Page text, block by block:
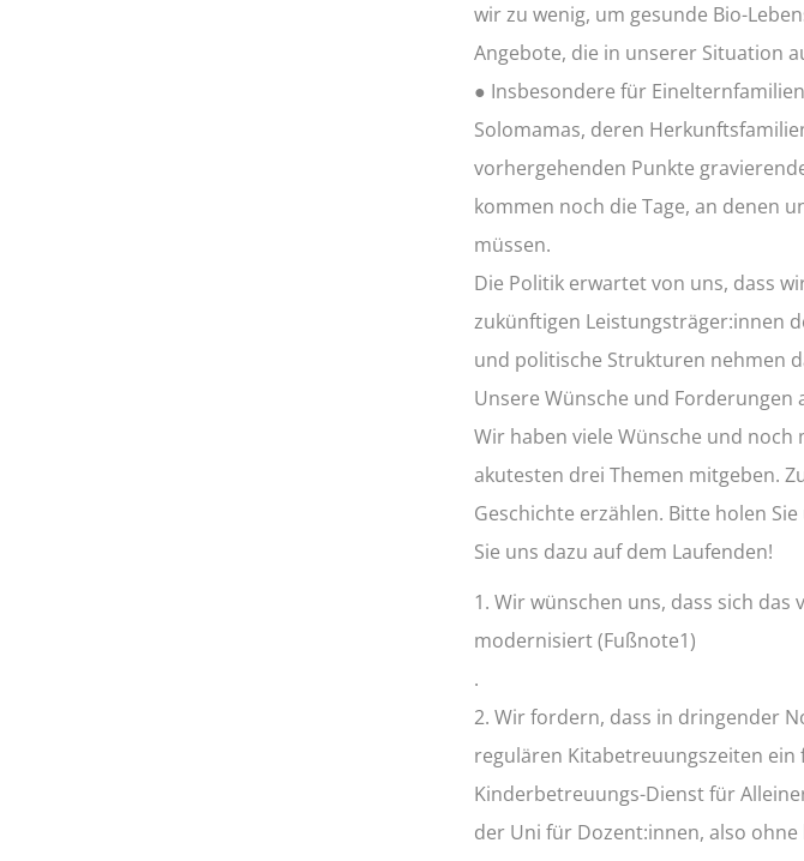
wir zu wenig, um gesunde Bio-
Angebote, die in unserer Situation
● Insbesondere für
Solomamas, deren
vorhergehenden Punkte
kommen noch die Tage, an denen
müssen.
Die Politik erwartet von uns, dass
zukünftigen Leistungsträger:innen
und politische Strukturen nehmen
Unsere Wünsche und Forderungen
Wir haben viele Wünsche und
akutesten drei Themen mitgeben.
Geschichte erzählen. Bitte holen
Sie uns dazu auf dem Laufenden!
1. Wir wünschen uns, dass sich
modernisiert (Fußnote1)
.
2. Wir fordern, dass in dringender
regulären Kitabetreuungszeiten
Kinderbetreuungs-Dienst für
der Uni für Dozent:innen, also